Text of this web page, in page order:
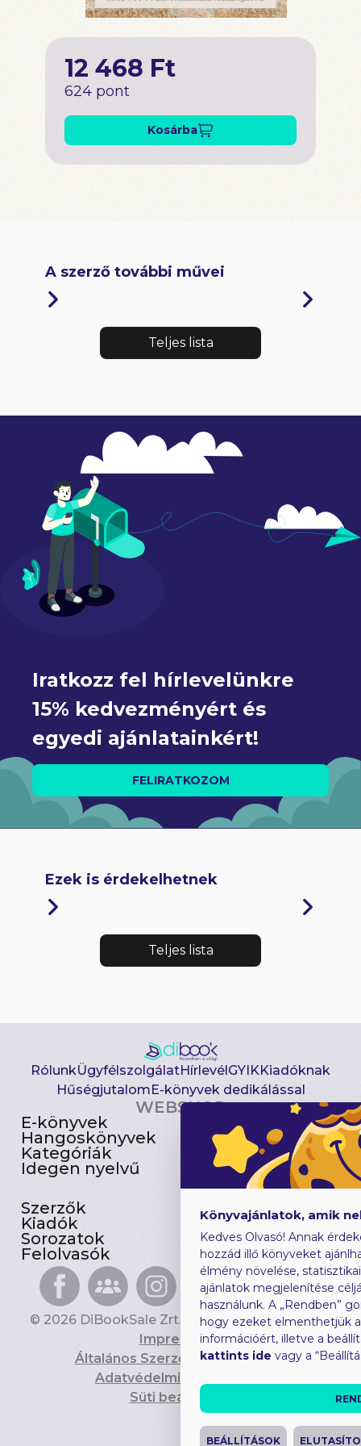
12 468 Ft
624 pont
Kosárba
A szerző további művei
Teljes lista
Iratkozz fel hírlevelünkre
15% kedvezményért és
egyedi ajánlatainkért!
FELIRATKOZOM
Ezek is érdekelhetnek
Teljes lista
RólunkÜgyfélszolgálatHírlevélGYIKKiadóknak
HűségjutalomE-könyvek dedikálással
WEBSHOP
E-könyvek
Hangoskönyvek
Kategóriák
Idegen nyelvű
Csomagajánlatok
Akciósak
Előjegyezhetők
Újdonságok
Szerzők
Kiadók
Sorozatok
Felolvasók
Gyerekkönyvek
Heti toplista
Ajándékutalvány
Blog
© 2026 DiBookSale Zrt. Minden jog fenntartva.
Impresszum
Általános Szerződési Feltételek
Adatvédelmi Tájékoztató
Süti beállítások
Könyvajánlatok, amik
Kedves Olvasó! Annak
hozzád illő könyveket
élmény növelése,
ajánlatok megjelenítése
használunk. A „Rendben”
hogy ezeket elmenthetjük
információért, illetve a
kattints ide vagy a
BEÁLLÍTÁSOK